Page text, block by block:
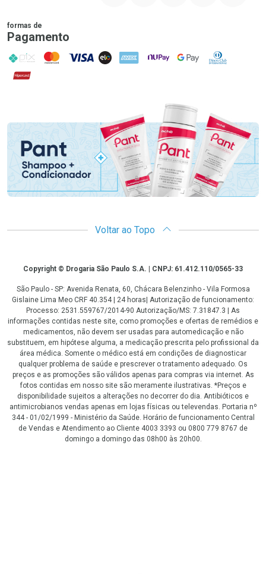
formas de
Pagamento
PIX MasterCard
VISA ELO AMEX NuPay Google PayDiners Club
Hipercard
Promoção em Destaque
Voltar ao Topo
CopyrightCopyright © Drogaria São Paulo S.A. | CNPJ: 61.412.110/0565-33
São Paulo - SP: Avenida Renata, 60, Chácara Belenzinho - Vila Formosa
Gislaine Lima Meo CRF 40.354 | 24 horas| Autorização de funcionamento:
Processo: 2531.559767/2014-90 Autorização/MS: 7.31847.3 | As
informações contidas neste site, como promoções e ofertas de remédios e
medicamentos, não devem ser usadas para automedicação e não
substituem, em hipótese alguma, a medicação prescrita pelo profissional da
área médica. Somente o médico está em condições de diagnosticar
qualquer problema de saúde e prescrever o tratamento adequado. Os
preços e as promoções são válidos apenas para compras via internet. As
fotos contidas em nosso site são meramente ilustrativas. *Preços e
disponibilidade sujeitos a alterações no decorrer do dia. Antibióticos e
antimicrobianos vendas apenas em lojas físicas ou televendas. Portaria nº
344 - 01/02/1999 - Ministério da Saúde. Horário de funcionamento Central
de Vendas e Atendimento ao Cliente 4003 3393 ou 0800 779 8767 de
domingo a domingo das 08h00 às 20h00.